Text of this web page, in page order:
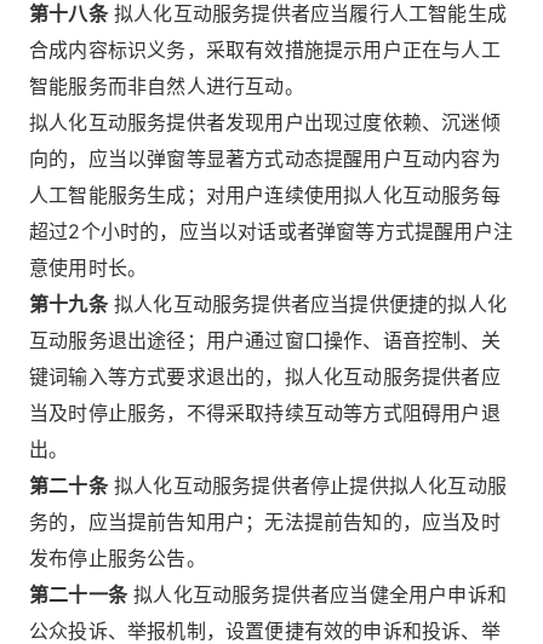
第十八条拟人化互动服务提供者应当履行人工智能生成
合成内容标识义务，采取有效措施提示用户正在与人工
智能服务而非自然人进行互动。
拟人化互动服务提供者发现用户出现过度依赖、沉迷倾
向的，应当以弹窗等显著方式动态提醒用户互动内容为
人工智能服务生成；对用户连续使用拟人化互动服务每
超过2个小时的，应当以对话或者弹窗等方式提醒用户注
意使用时长。
第十九条拟人化互动服务提供者应当提供便捷的拟人化
互动服务退出途径；用户通过窗口操作、语音控制、关
键词输入等方式要求退出的，拟人化互动服务提供者应
当及时停止服务，不得采取持续互动等方式阻碍用户退
出。
第二十条拟人化互动服务提供者停止提供拟人化互动服
务的，应当提前告知用户；无法提前告知的，应当及时
发布停止服务公告。
第二十一条拟人化互动服务提供者应当健全用户申诉和
公众投诉、举报机制，设置便捷有效的申诉和投诉、举